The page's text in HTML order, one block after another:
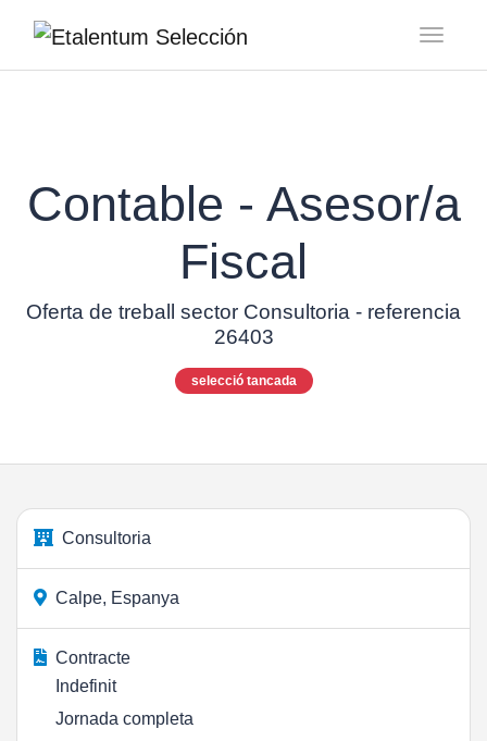
Contable - Asesor/a
Fiscal
Oferta de treball sector Consultoria - referencia
26403
selecció tancada
Consultoria
Calpe, Espanya
Contracte
Indefinit
Jornada completa